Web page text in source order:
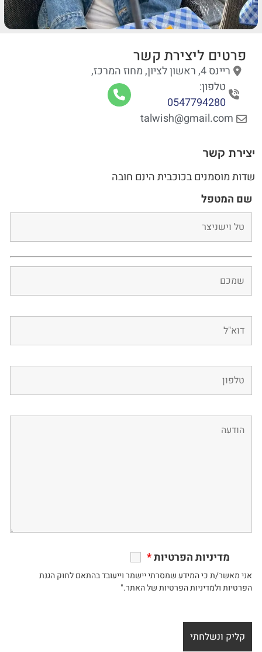
פרטים ליצירת קשר
ריינס 4, ראשון לציון, מחוז המרכז,
טלפון:
0547794280
talwish@gmail.com
יצירת קשר
שדות מוסמנים בכוכבית הינם חובה
שם המטפל
מדיניות הפרטיות*
אני מאשר/ת כי המידע שמסרתי יישמר וייעובד בהתאם לחוק הגנת
הפרטיות ולמדיניות הפרטיות של האתר."